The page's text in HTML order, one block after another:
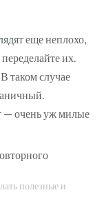
еще неплохо,
их.
таком случае
— очень уж милые
полезные и